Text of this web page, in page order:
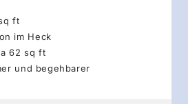
ft
im Heck
62 sq ft
und begehbarer